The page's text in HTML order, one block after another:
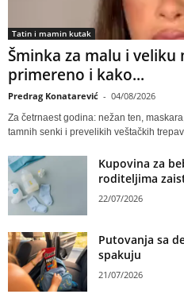
Tatin i mamin kutak
Šminka za malu i veliku
primereno i kako...
Predrag Konatarević - 04/08/2026
Za četrnaest godina: nežan ten,
tamnih senki i prevelikih veštačkih
Kupovina za
roditeljima
22/07/2026
Putovanja sa
spakuju
21/07/2026